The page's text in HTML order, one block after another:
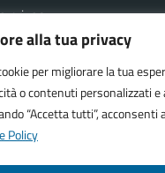
alla tua privacy
per migliorare la tua
o contenuti personalizzati e
“Accetta tutti”, acconsenti
Policy
privacy
di accessibilità